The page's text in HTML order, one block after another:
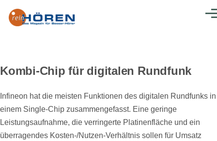
Kombi-Chip für digitalen Rundfunk
Infineon hat die meisten Funktionen des digitalen Rundfunks in
einem Single-Chip zusammengefasst. Eine geringe
Leistungsaufnahme, die verringerte Platinenfläche und ein
überragendes Kosten-/Nutzen-Verhältnis sollen für Umsatz